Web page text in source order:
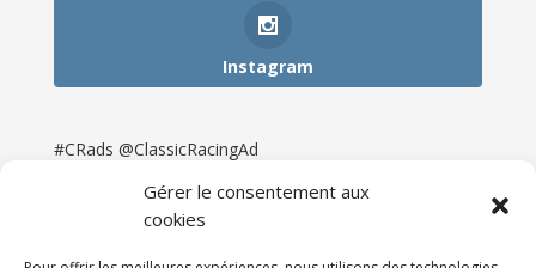
Gérer le consentement aux
cookies
Instagram
#CRads @ClassicRacingAd